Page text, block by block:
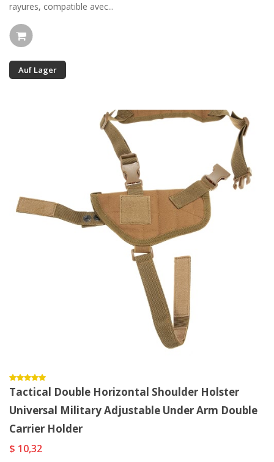
rayures, compatible avec...
Auf Lager
Tactical Double Horizontal Shoulder Holster
Universal Military Adjustable Under Arm Double
Carrier Holder
$ 10,32